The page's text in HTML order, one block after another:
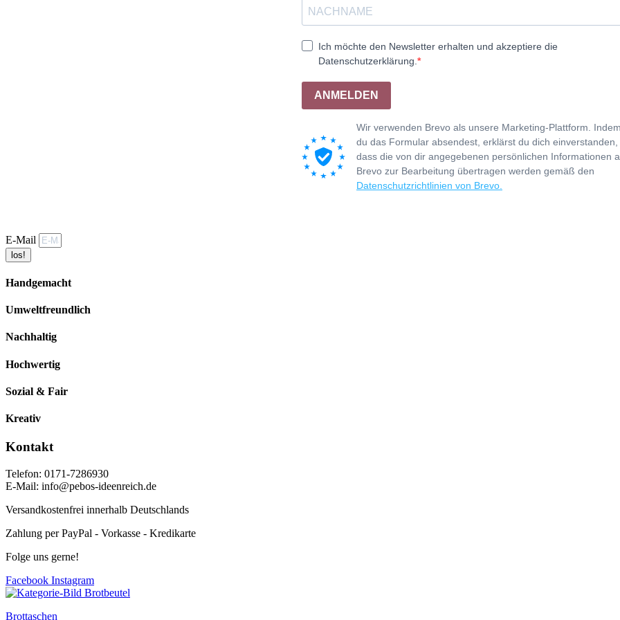
Ich möchte den Newsletter erhalten und akzeptiere die
Datenschutzerklärung.
ANMELDEN
Wir verwenden Brevo als unsere Marketing-Plattform.
du das Formular absendest, erklärst du dich einverstanden,
dass die von dir angegebenen persönlichen Informationen
Brevo zur Bearbeitung übertragen werden gemäß den
Datenschutzrichtlinien von Brevo.
E-Mail
los!
Handgemacht
Umweltfreundlich
Nachhaltig
Hochwertig
Sozial & Fair
Kreativ
Kontakt
Telefon: 0171-7286930
E-Mail: info@pebos-ideenreich.de
Versandkostenfrei innerhalb Deutschlands
Zahlung per PayPal - Vorkasse - Kredikarte
Folge uns gerne!
Facebook Instagram
Brottaschen